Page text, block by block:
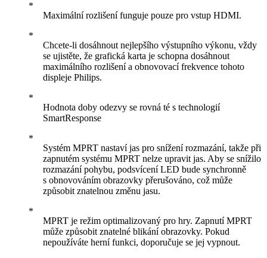
Maximální rozlišení funguje pouze pro vstup HDMI.
Chcete-li dosáhnout nejlepšího výstupního výkonu, vždy
se ujistěte, že grafická karta je schopna dosáhnout
maximálního rozlišení a obnovovací frekvence tohoto
displeje Philips.
Hodnota doby odezvy se rovná té s technologií
SmartResponse
Systém MPRT nastaví jas pro snížení rozmazání, takže při
zapnutém systému MPRT nelze upravit jas. Aby se snížilo
rozmazání pohybu, podsvícení LED bude synchronně
s obnovováním obrazovky přerušováno, což může
způsobit znatelnou změnu jasu.
MPRT je režim optimalizovaný pro hry. Zapnutí MPRT
může způsobit znatelné blikání obrazovky. Pokud
nepoužíváte herní funkci, doporučuje se jej vypnout.